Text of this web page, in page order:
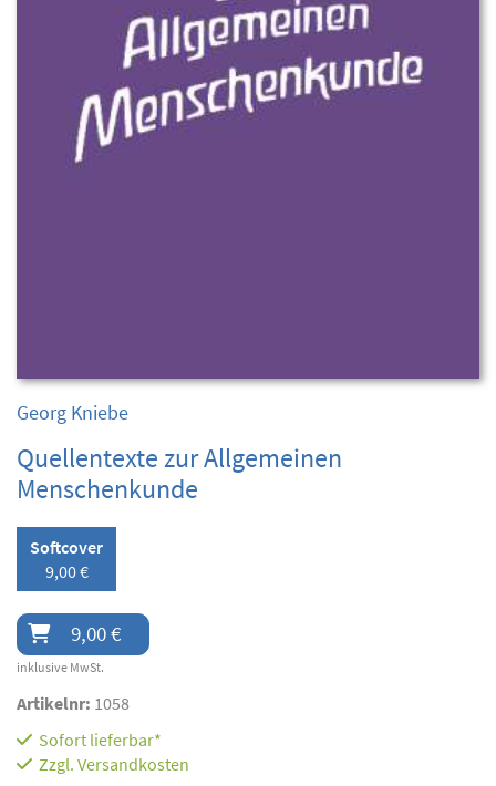
Georg Kniebe
Quellentexte zur Allgemeinen
Menschenkunde
Softcover
9,00 €
9,00 €
inklusive MwSt.
Artikelnr: 1058
Sofort lieferbar*
Zzgl. Versandkosten